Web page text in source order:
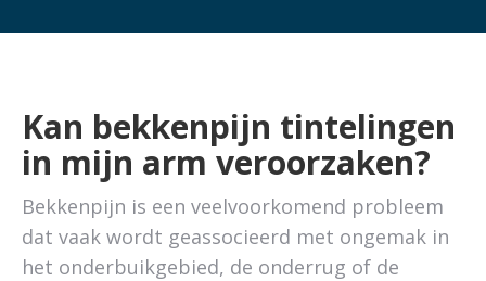
Kan bekkenpijn tintelingen
in mijn arm veroorzaken?
Bekkenpijn is een veelvoorkomend probleem
dat vaak wordt geassocieerd met ongemak in
het onderbuikgebied, de onderrug of de